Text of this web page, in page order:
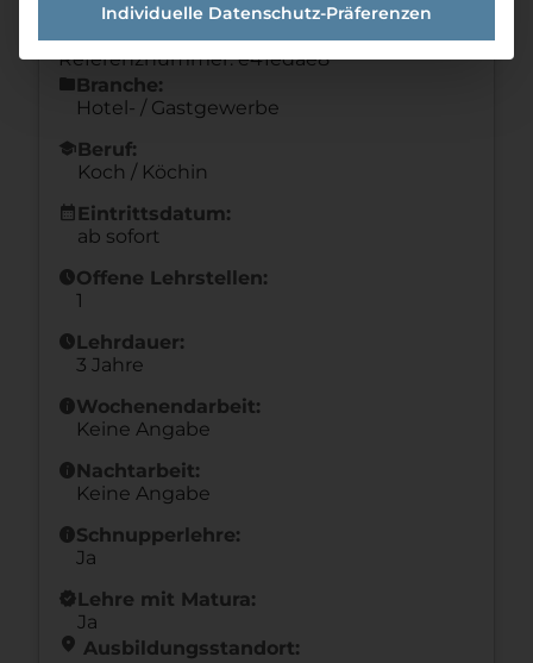
Referenznummer: e41edae8
folderBranche:
Hotel- / Gastgewerbe
schoolBeruf:
Koch / Köchin
calendar_month Eintrittsdatum:
ab sofort
scheduleOffene Lehrstellen:
1
scheduleLehrdauer:
3 Jahre
infoWochenendarbeit:
Keine Angabe
infoNachtarbeit:
Keine Angabe
infoSchnupperlehre:
Ja
new_releasesLehre mit Matura:
Ja
location_on Ausbildungsstandort:
Individuelle Datenschutz-Präferenzen